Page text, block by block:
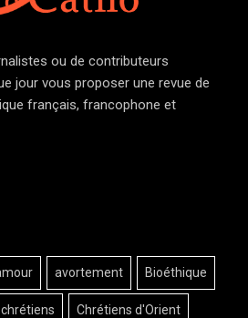
ou de contributeurs
jour vous proposer une revue de
français, francophone et
avortement Bioéthique
chrétiens Chrétiens d'Orient